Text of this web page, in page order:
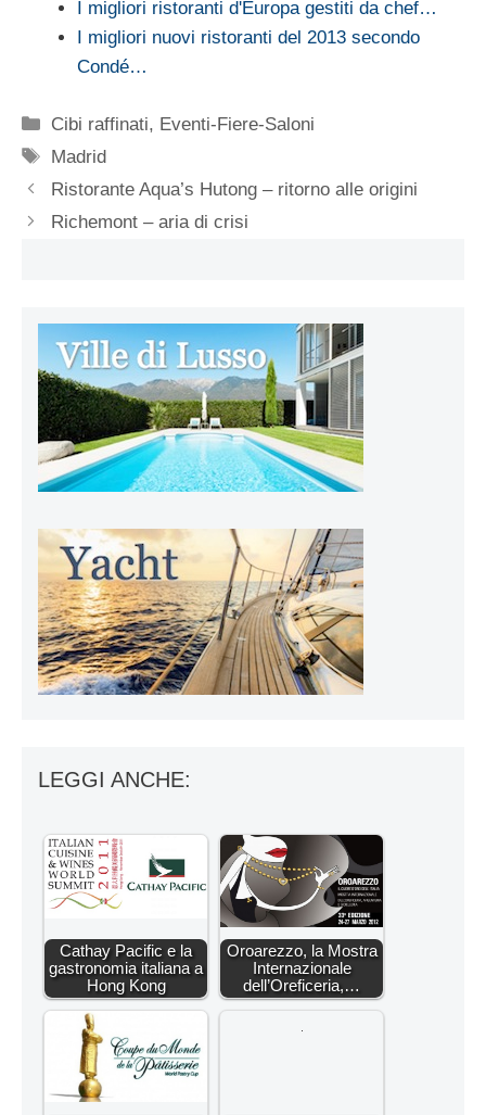
I migliori ristoranti d'Europa gestiti da chef…
I migliori nuovi ristoranti del 2013 secondo
Condé…
Categorie
Cibi raffinati, Eventi-Fiere-Saloni
Tag
Madrid
Ristorante Aqua’s Hutong – ritorno alle origini
Richemont – aria di crisi
LEGGI ANCHE:
Cathay Pacific e la
gastronomia italiana a
Hong Kong
Oroarezzo, la Mostra
Internazionale
dell’Oreficeria,…